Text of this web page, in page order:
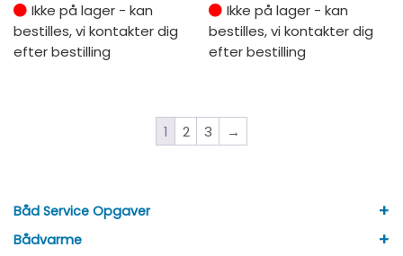
Ikke på lager - kan
bestilles, vi kontakter dig
efter bestilling
Ikke på lager - kan
bestilles, vi kontakter dig
efter bestilling
1 2 3 →
Båd Service Opgaver +
Bådvarme +